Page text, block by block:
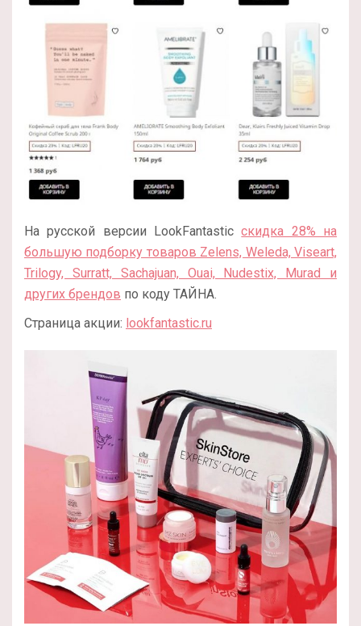
На русской версии LookFantasticскидка 28% на
большую подборку товаров Zelens, Weleda, Viseart,
Trilogy, Surratt, Sachajuan, Ouai, Nudestix, Murad и
других брендов по коду ТАЙНА.
Страница акции: lookfantastic.ru